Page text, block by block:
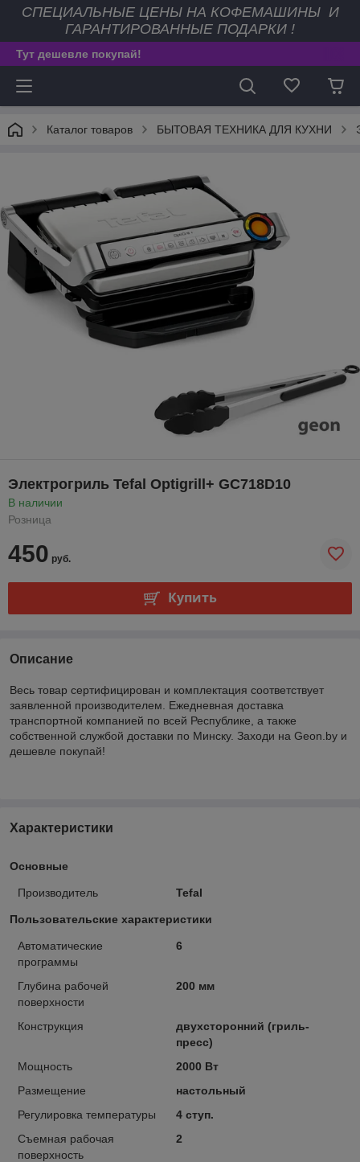
СПЕЦИАЛЬНЫЕ ЦЕНЫ НА КОФЕМАШИНЫ И
ГАРАНТИРОВАННЫЕ ПОДАРКИ !
Тут дешевле покупай!
Каталог товаров БЫТОВАЯ ТЕХНИКА ДЛЯ КУХНИ
Электрогриль Tefal Optigrill+ GC718D10
В наличии
Розница
450 руб.
Купить
Описание
Весь товар сертифицирован и комплектация соответствует
заявленной производителем. Ежедневная доставка
транспортной компанией по всей Республике, а также
собственной службой доставки по Минску. Заходи на Geon.by и
дешевле покупай!
Характеристики
Основные
Производитель Tefal
Пользовательские характеристики
Автоматические
программы
6
Глубина рабочей
поверхности
200 мм
Конструкция
двухсторонний (гриль-
пресс)
Мощность
2000 Вт
Размещение
настольный
Регулировка температуры
4 ступ.
Съемная рабочая
поверхность
2